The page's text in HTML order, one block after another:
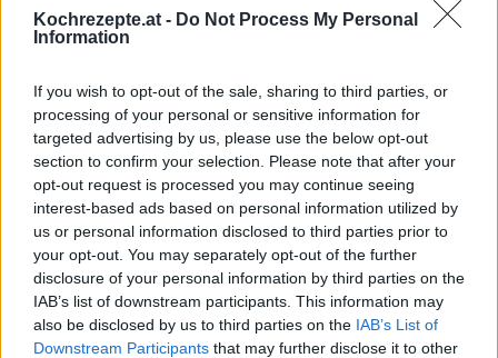
Kochrezepte.at - Do Not Process My Personal
Information
If you wish to opt-out of the sale, sharing to third parties, or
processing of your personal or sensitive information for
targeted advertising by us, please use the below opt-out
section to confirm your selection. Please note that after your
opt-out request is processed you may continue seeing
interest-based ads based on personal information utilized by
us or personal information disclosed to third parties prior to
your opt-out. You may separately opt-out of the further
disclosure of your personal information by third parties on the
IAB’s list of downstream participants. This information may
also be disclosed by us to third parties on the IAB’s List of
Downstream Participants that may further disclose it to other
Kinder Country-Dessert
Leicht
Crema-Catalana
Leicht
Eclair-Dessert
Leicht
Winter-Dessert
Leicht